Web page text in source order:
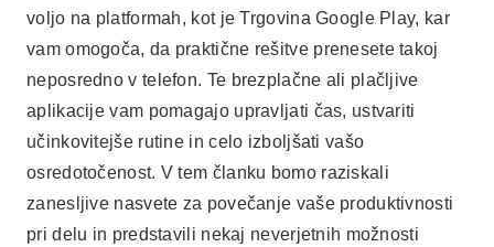
voljo na platformah, kot je Trgovina Google Play, kar
vam omogoča, da praktične rešitve prenesete takoj
neposredno v telefon. Te brezplačne ali plačljive
aplikacije vam pomagajo upravljati čas, ustvariti
učinkovitejše rutine in celo izboljšati vašo
osredotočenost. V tem članku bomo raziskali
zanesljive nasvete za povečanje vaše produktivnosti
pri delu in predstavili nekaj neverjetnih možnosti